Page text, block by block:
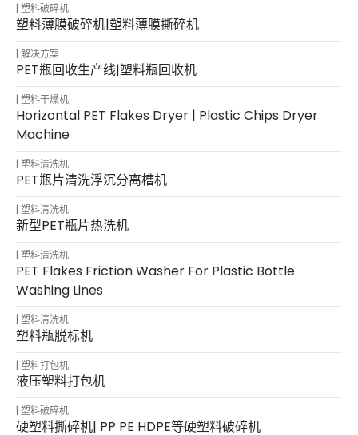
塑料破碎机
塑料薄膜破碎机|塑料薄膜撕碎机
解决方案
PET瓶回收生产线|塑料瓶回收机
塑料干燥机
Horizontal PET Flakes Dryer | Plastic Chips Dryer
Machine
塑料清洗机
PET瓶片清洗浮沉分离槽机
塑料清洗机
新型PET瓶片热洗机
塑料清洗机
PET Flakes Friction Washer For Plastic Bottle
Washing Lines
塑料清洗机
塑料瓶脱标机
塑料打包机
液压塑料打包机
塑料破碎机
硬塑料撕碎机| PP PE HDPE等硬塑料破碎机